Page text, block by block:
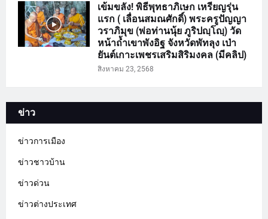
เข้มขลัง! พิธีพุทธาภิเษก เหรียญรุ่น
แรก ( เลื่อนสมณศักดิ์) พระครูปัญญา
วราภิมุข (พ่อท่านนุ้ย ภูริปญฺโญฺ) วัด
หน้าถ้ำเขาพังอิฐ จังหวัดพัทลุง เป่า
ยันต์เกาะเพชรเสริมสิริมงคล (มีคลิป)
สิงหาคม 23, 2568
ข่าว
ข่าวการเมือง
ข่าวชาวบ้าน
ข่าวด่วน
ข่าวต่างประเทศ